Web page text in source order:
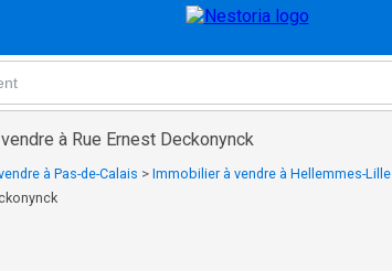
à Rue Ernest Deckonynck
à Pas-de-Calais > Immobilier à vendre à Hellemmes-Lille